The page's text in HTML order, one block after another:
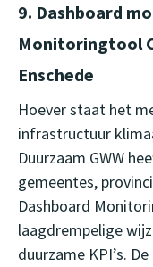
9. Dashboard
Monitoringtool
Enschede
Hoever staat het
infrastructuur
Duurzaam GWW
gemeentes,
Dashboard
laagdrempelige
duurzame KPI’s.